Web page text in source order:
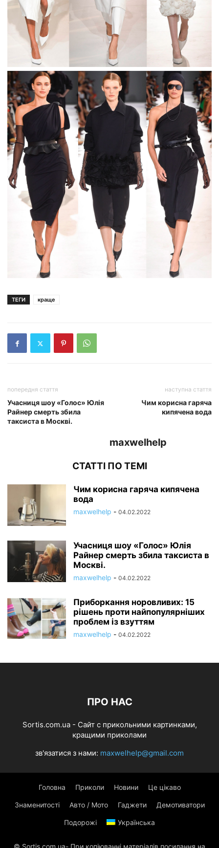
ТЕГИ краще
попередня стаття
Учасниця шоу «Голос» Юлія
Райнер смерть збила
таксиста в Москві.
наступна стаття
Чим корисна гаряча
кипячена вода
maxwelhelp
СТАТТІ ПО ТЕМІ
Чим корисна гаряча кипячена
вода
maxwelhelp - 04.02.2022
Учасниця шоу «Голос» Юлія
Райнер смерть збила таксиста в
Москві.
maxwelhelp - 04.02.2022
Приборкання норовливих: 15
рішень проти найпопулярніших
проблем із взуттям
maxwelhelp - 04.02.2022
ПРО НАС
Sortis.com.ua - Cайт с прикольними картинками,
кращими приколами
зв'язатися з нами: maxwelhelp@gmail.com
Головна Приколи Новини Це цікаво
Знаменитості Авто / Мото Гаджети Демотиватори
Подорожі Українська